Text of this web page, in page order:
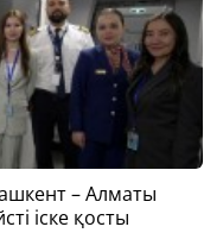
– Алматы
іске қосты